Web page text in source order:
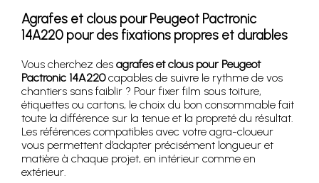
Agrafes et clous pour Peugeot Pactronic
14A220 pour des fixations propres et durables
Vous cherchez des agrafes et clous pour Peugeot
Pactronic 14A220capables de suivre le rythme de vos
chantiers sans faiblir ? Pour fixer film sous toiture,
étiquettes ou cartons, le choix du bon consommable fait
toute la différence sur la tenue et la propreté du résultat.
Les références compatibles avec votre agra-cloueur
vous permettent d’adapter précisément longueur et
matière à chaque projet, en intérieur comme en
extérieur.